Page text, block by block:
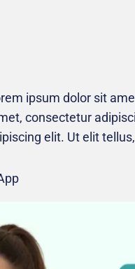
ipsum dolor sit
consectetur
elit. Ut elit